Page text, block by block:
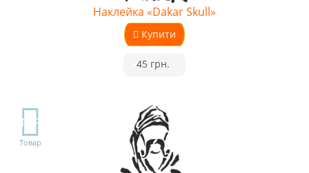
Наклейка «Dakar Skull»
Купити
45 грн.
TOP
Товар